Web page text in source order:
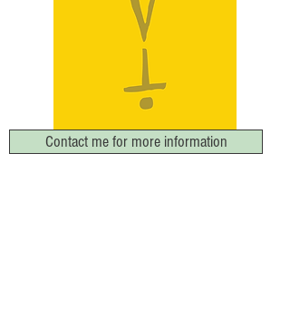
Contact me for more information